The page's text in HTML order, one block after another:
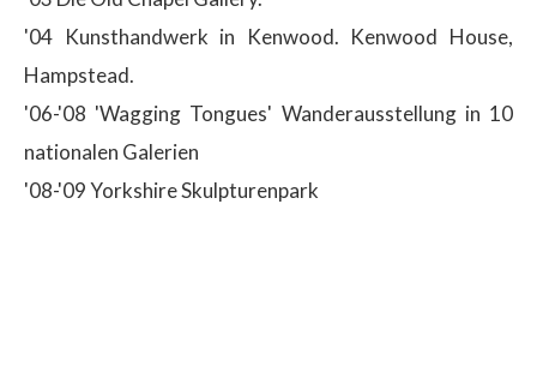
'04 Kunsthandwerk in Kenwood. Kenwood House,
Hampstead.
'06-'08 'Wagging Tongues' Wanderausstellung in 10
nationalen Galerien
'08-'09 Yorkshire Skulpturenpark